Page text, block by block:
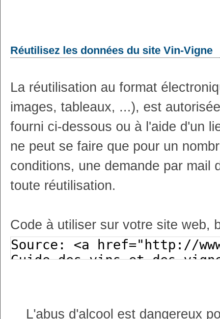
Réutilisez les données du site Vin-Vigne
La réutilisation au format
images, tableaux, ...), est
fourni ci-dessous ou à l'aide d'un
ne peut se faire que pour un
conditions, une demande par mail
toute réutilisation.
Code à utiliser sur votre site web,
L'abus d'alcool est dangereux